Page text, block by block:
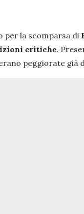
per la scomparsa di
critiche.
peggiorate